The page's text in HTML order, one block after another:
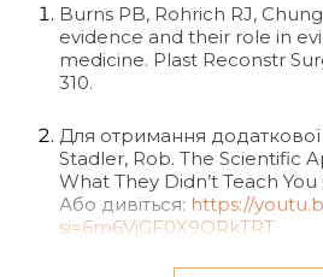
Burns PB, Rohrich RJ,
evidence and their role in
medicine. Plast Reconstr
310.
Для отримання додаткової
Stadler, Rob. The Scientific
What They Didn’t Teach
Або дивіться: https://
si=6m6VjGF0X9ORkTRT